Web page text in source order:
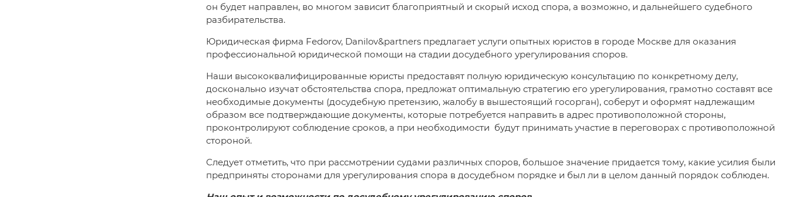
он будет направлен, во многом зависит благоприятный и скорый исход спора, а возможно, и дальнейшего судебного
разбирательства.
Юридическая фирма Fedorov, Danilov&partners предлагает услуги опытных юристов в городе Москве для оказания
профессиональной юридической помощи на стадии досудебного урегулирования споров.
Наши высококвалифицированные юристы предоставят полную юридическую консультацию по конкретному делу,
досконально изучат обстоятельства спора, предложат оптимальную стратегию его урегулирования, грамотно составят все
необходимые документы (досудебную претензию, жалобу в вышестоящий госорган), соберут и оформят надлежащим
образом все подтверждающие документы, которые потребуется направить в адрес противоположной стороны,
проконтролируют соблюдение сроков, а при необходимости будут принимать участие в переговорах с противоположной
стороной.
Следует отметить, что при рассмотрении судами различных споров, большое значение придается тому, какие усилия были
предприняты сторонами для урегулирования спора в досудебном порядке и был ли в целом данный порядок соблюден.